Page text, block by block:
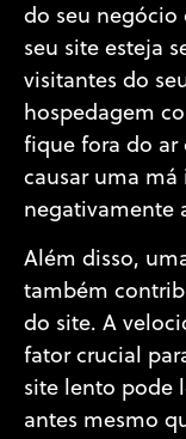
do seu negócio
seu site esteja
visitantes do
hospedagem
fique fora do ar
causar uma má
negativamente
Além disso,
também
do site. A
fator crucial
site lento pode
antes mesmo